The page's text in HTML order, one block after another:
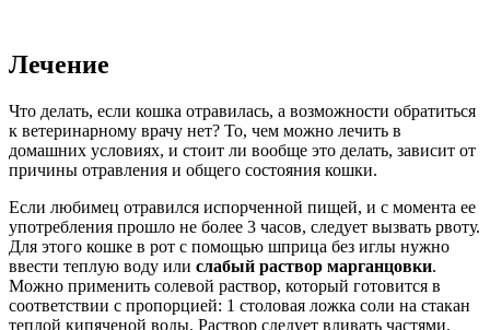
Лечение
Что делать, если кошка отравилась, а возможности обратиться
к ветеринарному врачу нет? То, чем можно лечить в
домашних условиях, и стоит ли вообще это делать, зависит от
причины отравления и общего состояния кошки.
Если любимец отравился испорченной пищей, и с момента ее
употребления прошло не более 3 часов, следует вызвать рвоту.
Для этого кошке в рот с помощью шприца без иглы нужно
ввести теплую воду или слабый раствор марганцовки.
Можно применить солевой раствор, который готовится в
соответствии с пропорцией: 1 столовая ложка соли на стакан
теплой кипяченой воды. Раствор следует вливать частями,